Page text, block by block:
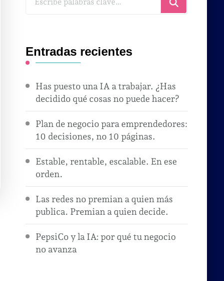
Entradas recientes
Has puesto una IA a trabajar. ¿Has
decidido qué cosas no puede hacer?
Plan de negocio para emprendedores:
10 decisiones, no 10 páginas.
Estable, rentable, escalable. En ese
orden.
Las redes no premian a quien más
publica. Premian a quien decide.
PepsiCo y la IA: por qué tu negocio
no avanza